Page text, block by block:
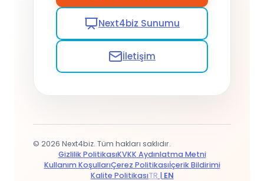
Next4biz Sunumu
İletişim
© 2026 Next4biz. Tüm hakları saklıdır.
Gizlilik PolitikasıKVKK Aydınlatma Metni
Kullanım KoşullarıÇerez Politikasıİçerik Bildirimi
Kalite PolitikasıTR | EN